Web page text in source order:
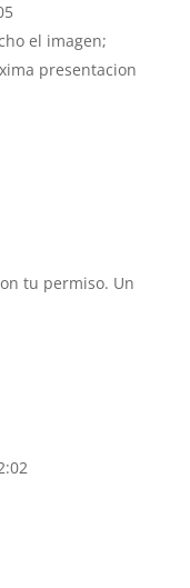
el imagen;
presentacion
tu permiso. Un